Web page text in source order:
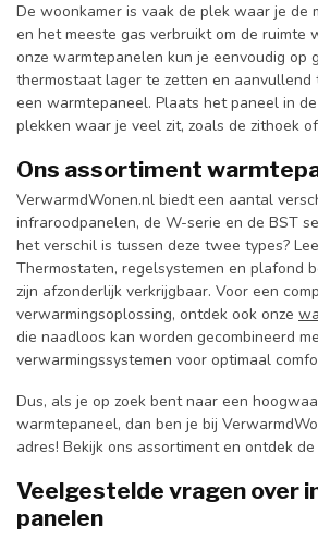
De woonkamer is vaak de plek waar je de
en het meeste gas verbruikt om de ruimte
onze warmtepanelen kun je eenvoudig op
thermostaat lager te zetten en aanvullend
een warmtepaneel. Plaats het paneel in
plekken waar je veel zit, zoals de zithoek
Ons assortiment
VerwarmdWonen.nl biedt een aantal
infraroodpanelen, de W-serie en de BST
het verschil is tussen deze twee types?
Thermostaten, regelsystemen en plafond
zijn afzonderlijk verkrijgbaar. Voor een
verwarmingsoplossing, ontdek ook onze
die naadloos kan worden gecombineerd
verwarmingssystemen voor optimaal
Dus, als je op zoek bent naar een
warmtepaneel, dan ben je bij
adres! Bekijk ons assortiment en ontdek
Veelgestelde vragen over
panelen